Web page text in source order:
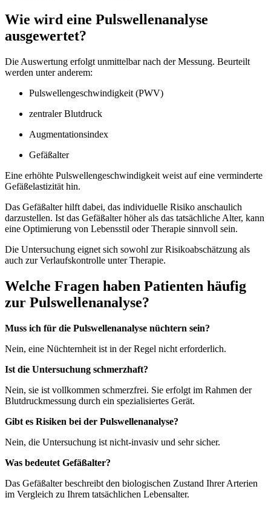
Wie wird eine Pulswellenanalyse
ausgewertet?
Die Auswertung erfolgt unmittelbar nach der Messung. Beurteilt
werden unter anderem:
Pulswellengeschwindigkeit (PWV)
zentraler Blutdruck
Augmentationsindex
Gefäßalter
Eine erhöhte Pulswellengeschwindigkeit weist auf eine verminderte
Gefäßelastizität hin.
Das Gefäßalter hilft dabei, das individuelle Risiko anschaulich
darzustellen. Ist das Gefäßalter höher als das tatsächliche Alter, kann
eine Optimierung von Lebensstil oder Therapie sinnvoll sein.
Die Untersuchung eignet sich sowohl zur Risikoabschätzung als
auch zur Verlaufskontrolle unter Therapie.
Welche Fragen haben Patienten häufig
zur Pulswellenanalyse?
Muss ich für die Pulswellenanalyse nüchtern sein?
Nein, eine Nüchternheit ist in der Regel nicht erforderlich.
Ist die Untersuchung schmerzhaft?
Nein, sie ist vollkommen schmerzfrei. Sie erfolgt im Rahmen der
Blutdruckmessung durch ein spezialisiertes Gerät.
Gibt es Risiken bei der Pulswellenanalyse?
Nein, die Untersuchung ist nicht-invasiv und sehr sicher.
Was bedeutet Gefäßalter?
Das Gefäßalter beschreibt den biologischen Zustand Ihrer Arterien
im Vergleich zu Ihrem tatsächlichen Lebensalter.